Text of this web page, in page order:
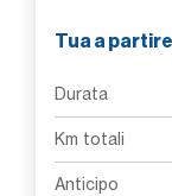
Tua a partire
Durata
Km totali
Anticipo